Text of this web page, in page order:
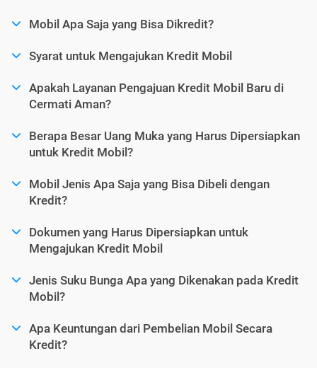
Mobil Apa Saja yang Bisa Dikredit?
Syarat untuk Mengajukan Kredit Mobil
Apakah Layanan Pengajuan Kredit Mobil Baru di
Cermati Aman?
Berapa Besar Uang Muka yang Harus Dipersiapkan
untuk Kredit Mobil?
Mobil Jenis Apa Saja yang Bisa Dibeli dengan
Kredit?
Dokumen yang Harus Dipersiapkan untuk
Mengajukan Kredit Mobil
Jenis Suku Bunga Apa yang Dikenakan pada Kredit
Mobil?
Apa Keuntungan dari Pembelian Mobil Secara
Kredit?